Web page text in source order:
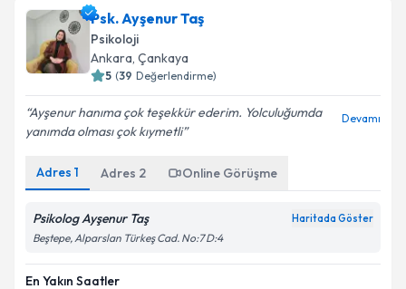
Psk. Ayşenur Taş
Psikoloji
Ankara, Çankaya
5 (39 Değerlendirme)
Ayşenur hanıma çok teşekkür ederim. Yolculuğumda
yanımda olması çok kıymetli
Devamı
Adres 1 Adres 2 Online Görüşme
Psikolog Ayşenur Taş Haritada Göster
Beştepe, Alparslan Türkeş Cad. No:7 D:4
En Yakın Saatler